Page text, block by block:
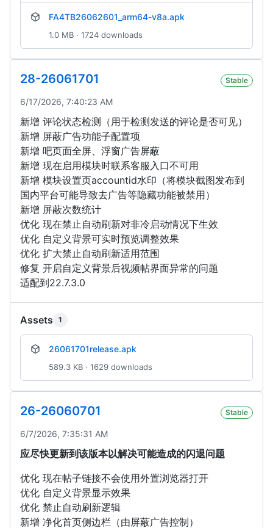
FA4TB26062601_arm64-v8a.apk
1.0 MB · 1724 downloads
28-26061701 Stable
6/17/2026, 7:40:23 AM
新增 评论状态检测（用于检测发送的评论是否可见）
新增 屏蔽广告功能子配置项
新增 吧页面全屏、浮窗广告屏蔽
新增 现在启用模块时联系客服入口不可用
新增 模块设置页accountid水印（将模块截图发布到
国内平台可能导致去广告等隐藏功能被禁用）
新增 屏蔽次数统计
优化 现在禁止自动刷新对非冷启动情况下生效
优化 自定义背景可实时预览调整效果
优化 扩大禁止自动刷新适用范围
修复 开启自定义背景后视频帖界面异常的问题
适配到22.7.3.0
Assets 1
26061701release.apk
589.3 KB · 1629 downloads
26-26060701 Stable
6/7/2026, 7:35:31 AM
应尽快更新到该版本以解决可能造成的闪退问题
优化 现在帖子链接不会使用外置浏览器打开
优化 自定义背景显示效果
优化 禁止自动刷新逻辑
新增 净化首页侧边栏（由屏蔽广告控制）